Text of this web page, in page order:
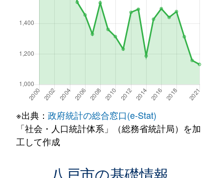
※出典： 政府統計の総合窓口(e-Stat)
「社会・人口統計体系」（総務省統計局）を加
工して作成